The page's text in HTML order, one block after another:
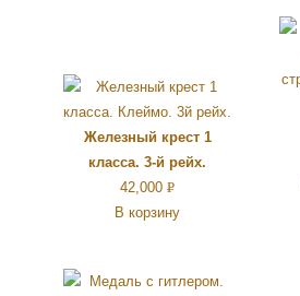
Железный крест 1
класса. 3-й рейх.
42,000 Р
УБ.
В корзину